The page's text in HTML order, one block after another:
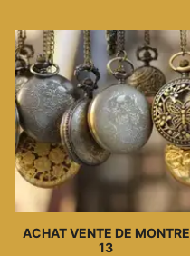
ACHAT VENTE DE MONTRE
13